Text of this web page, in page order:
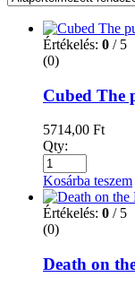
Értékelés: 0 / 5
(0)
Cubed The
5714,00 Ft
Qty:
Kosárba teszem
Értékelés: 0 / 5
(0)
Death on